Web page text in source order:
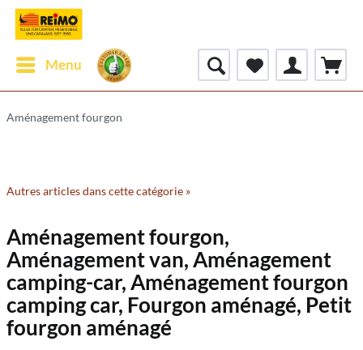
Menu
Aménagement fourgon
Autres articles dans cette catégorie »
Aménagement fourgon,
Aménagement van, Aménagement
camping-car, Aménagement fourgon
camping car, Fourgon aménagé, Petit
fourgon aménagé